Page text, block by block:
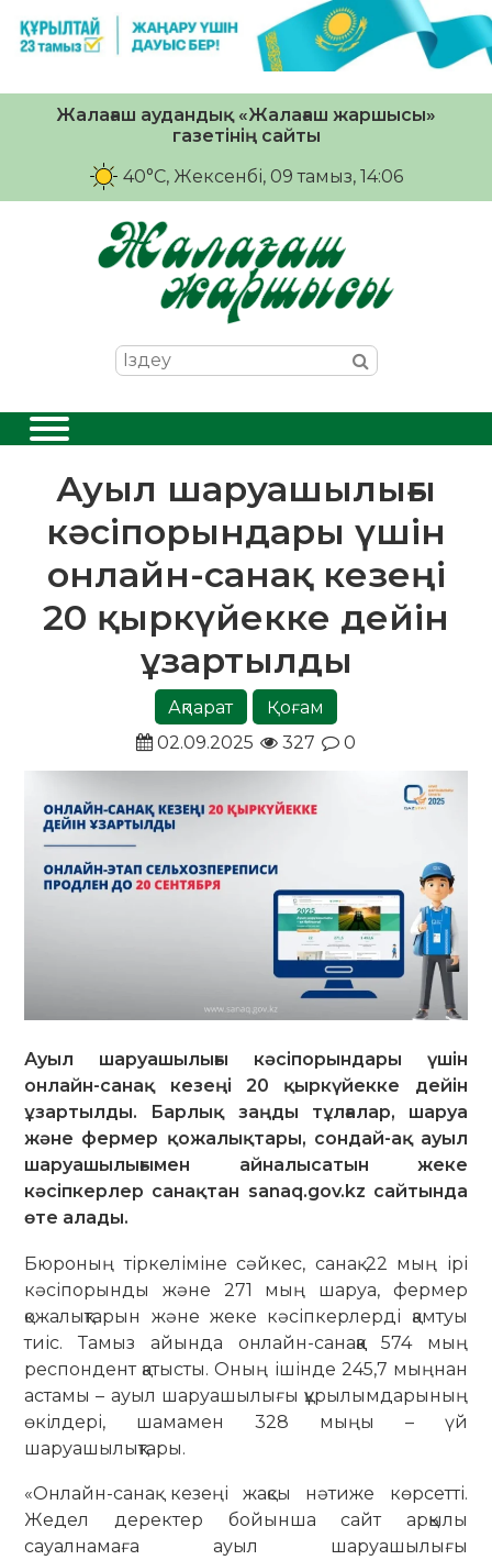
Жалағаш аудандық «Жалағаш жаршысы»
газетінің сайты
40°C, Жексенбі, 09 тамыз, 14:06
Ауыл шаруашылығы
кәсіпорындары үшін
онлайн-санақ кезеңі
20 қыркүйекке дейін
ұзартылды
Ақпарат
Қоғам
02.09.2025
327 0
Ауыл шаруашылығы кәсіпорындары үшін
онлайн-санақ кезеңі 20 қыркүйекке дейін
ұзартылды. Барлық заңды тұлғалар, шаруа
және фермер қожалықтары, сондай-ақ ауыл
шаруашылығымен айналысатын жеке
кәсіпкерлер санақтан sanaq.gov.kz сайтында
өте алады.
Бюроның тіркеліміне сәйкес, санақ 22 мың ірі
кәсіпорынды және 271 мың шаруа, фермер
қожалықтарын және жеке кәсіпкерлерді қамтуы
тиіс. Тамыз айында онлайн-санаққа 574 мың
респондент қатысты. Оның ішінде 245,7 мыңнан
астамы – ауыл шаруашылығы құрылымдарының
өкілдері, шамамен 328 мыңы – үй
шаруашылықтары.
«Онлайн-санақ кезеңі жақсы нәтиже көрсетті.
Жедел деректер бойынша сайт арқылы
сауалнамаға ауыл шаруашылығы